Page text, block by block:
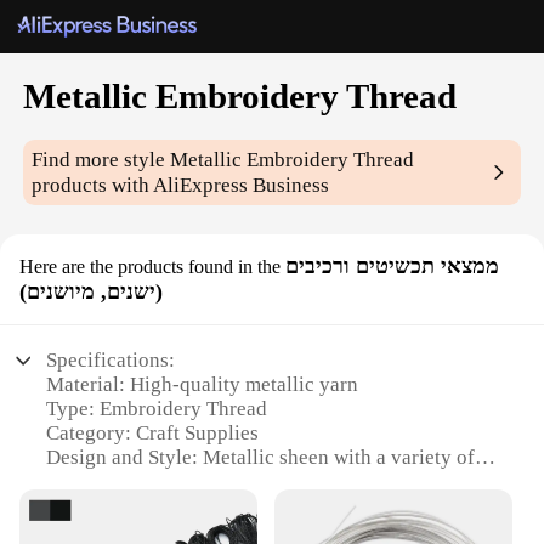
Metallic Embroidery Thread
Find more styleMetallic Embroidery Thread
products with AliExpress Business
Here are the products found in the ממצאי תכשיטים ורכיבים
(ישנים, מיושנים)
Specifications:
Material: High-quality metallic yarn
Type: Embroidery Thread
Category: Craft Supplies
Design and Style: Metallic sheen with a variety of
Usage and Purpose: Ideal for embellishing clothing,
accessories, and home decor